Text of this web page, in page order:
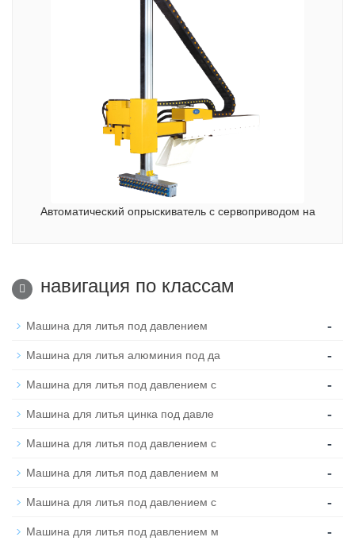
Автоматический опрыскиватель с сервоприводом на
навигация по классам
Машина для литья под давлением -
Машина для литья алюминия под да -
Машина для литья под давлением с -
Машина для литья цинка под давле -
Машина для литья под давлением с -
Машина для литья под давлением м -
Машина для литья под давлением с -
Машина для литья под давлением м -